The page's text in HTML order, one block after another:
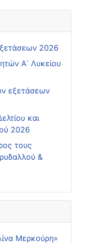
2026
Α΄ Λυκείου
εξετάσεων
και
2026
τους
&
Μερκούρη»